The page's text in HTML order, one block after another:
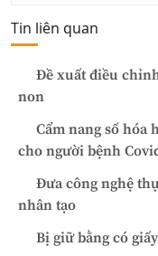
Tin liên quan
Đề xuất điều
non
Cẩm nang số hóa
cho người bệnh
Đưa công nghệ
nhân tạo
Bị giữ bằng có